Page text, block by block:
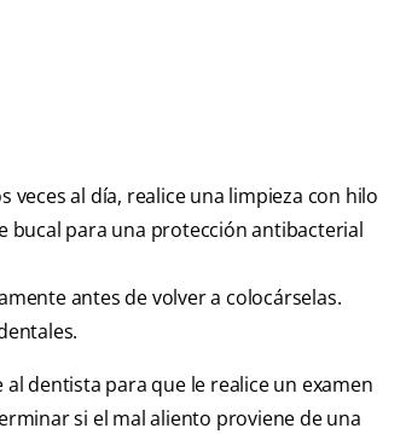
al día, realice una limpieza con hilo
bucal para una protección antibacterial
antes de volver a colocárselas.
dentista para que le realice un examen
si el mal aliento proviene de una